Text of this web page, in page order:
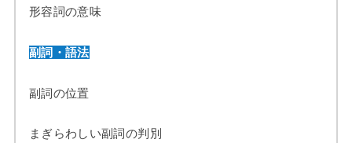
形容詞の意味
副詞・語法
副詞の位置
まぎらわしい副詞の判別